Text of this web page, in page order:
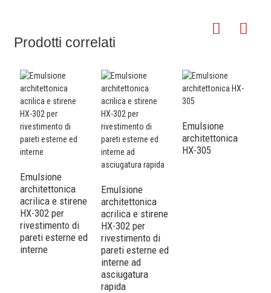
Prodotti correlati
Emulsione
architettonica
acrilica e stirene
HX-302 per
rivestimento di
pareti esterne ed
interne
Emulsione
architettonica
acrilica e stirene
HX-302 per
rivestimento di
pareti esterne ed
interne ad
asciugatura
rapida
Emulsione
architettonica
HX-305